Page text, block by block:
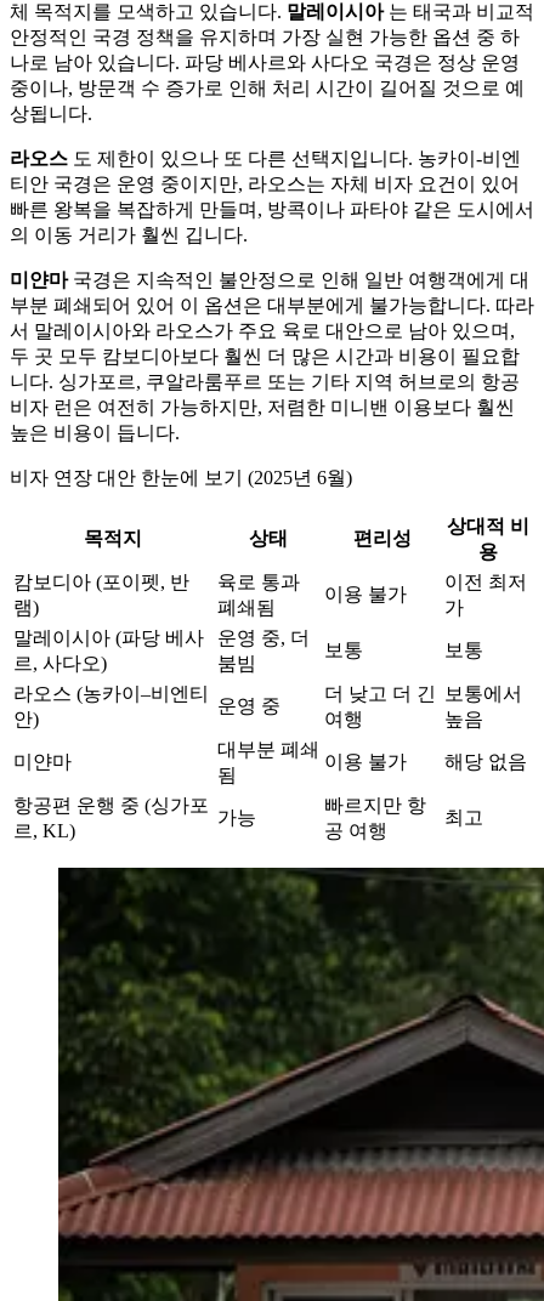
체 목적지를 모색하고 있습니다. 말레이시아는 태국과 비교적
안정적인 국경 정책을 유지하며 가장 실현 가능한 옵션 중 하
나로 남아 있습니다. 파당 베사르와 사다오 국경은 정상 운영
중이나, 방문객 수 증가로 인해 처리 시간이 길어질 것으로 예
상됩니다.
라오스 도 제한이 있으나 또 다른 선택지입니다. 농카이-비엔
티안 국경은 운영 중이지만, 라오스는 자체 비자 요건이 있어
빠른 왕복을 복잡하게 만들며, 방콕이나 파타야 같은 도시에서
의 이동 거리가 훨씬 깁니다.
미얀마국경은 지속적인 불안정으로 인해 일반 여행객에게 대
부분 폐쇄되어 있어 이 옵션은 대부분에게 불가능합니다. 따라
서 말레이시아와 라오스가 주요 육로 대안으로 남아 있으며,
두 곳 모두 캄보디아보다 훨씬 더 많은 시간과 비용이 필요합
니다. 싱가포르, 쿠알라룸푸르 또는 기타 지역 허브로의 항공
비자 런은 여전히 가능하지만, 저렴한 미니밴 이용보다 훨씬
높은 비용이 듭니다.
비자 연장 대안 한눈에 보기 (2025년 6월)
목적지 상태 편리성
상대적 비
용
캄보디아 (포이펫, 반
램)
육로 통과
폐쇄됨
이용 불가
이전 최저
가
말레이시아 (파당 베사
르, 사다오)
운영 중, 더
붐빔
보통 보통
라오스 (농카이–비엔티
안)
운영 중
더 낮고 더 긴
여행
보통에서
높음
미얀마
대부분 폐쇄
됨
이용 불가 해당 없음
항공편 운행 중 (싱가포
르, KL)
가능
빠르지만 항
공 여행
최고